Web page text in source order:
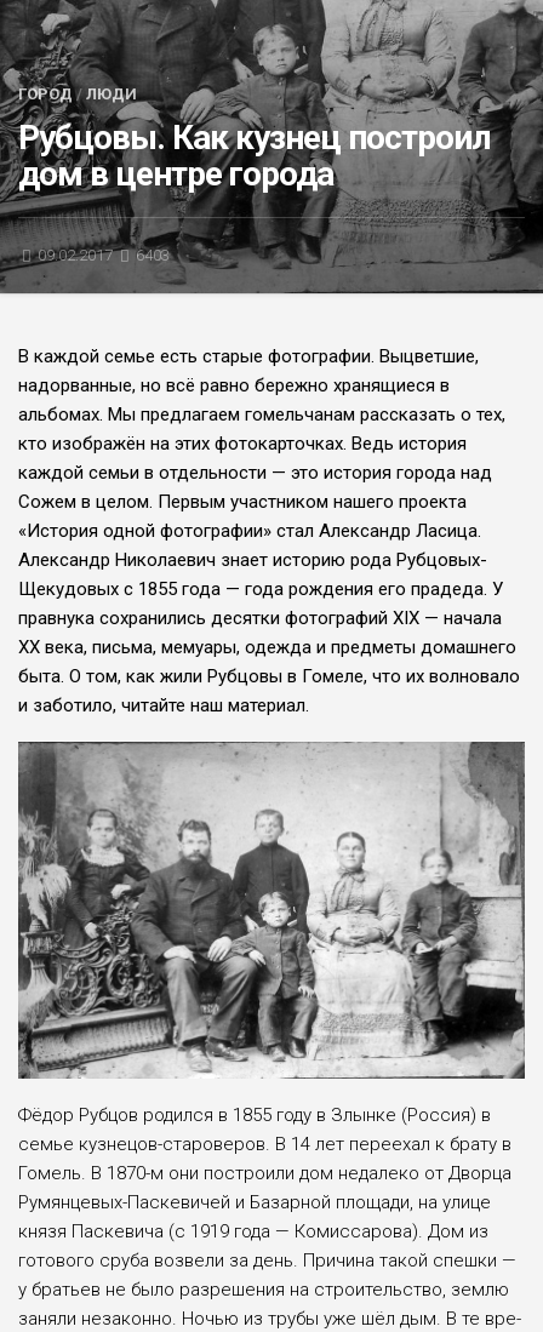
БЛИЦ-ОПРОС
АФИША
ГОРОД/ ЛЮДИ
Рубцовы. Как кузнец построил
дом в центре города
09.02.2017 6403
В каждой семье есть старые фотографии. Выцветшие,
надорванные, но всё рав­но бережно хранящиеся в
альбомах. Мы предлагаем гомельчанам рассказать о тех,
кто изображён на этих фотокарточках. Ведь история
каждой семьи в отдельности — это история города над
Сожем в целом. Первым участником нашего проекта
«История одной фотографии» стал Александр Ласица.
Александр Николаевич знает историю рода Рубцовых-
Щекудовых с 1855 года — года рождения его прадеда. У
правнука сохранились десятки фотографий XIX — на­чала
XX века, письма, мемуары, одежда и предметы домашнего
быта. О том, как жили Рубцовы в Гомеле, что их волновало
и заботило, читайте наш материал.
Фёдор Рубцов родил­ся в 1855 году в Злынке (Россия) в
семье кузнецов-староверов. В 14 лет пере­ехал к брату в
Гомель. В 1870-м они построили дом недалеко от Дворца
Румянцевых-Паскевичей и Базарной площади, на ули­це
князя Паскевича (с 1919 года — Комиссарова). Дом из
готового сруба возве­ли за день. Причина такой спешки —
у братьев не было разрешения на стро­ительство, землю
заняли незаконно. Ночью из тру­бы уже шёл дым. В те вре­